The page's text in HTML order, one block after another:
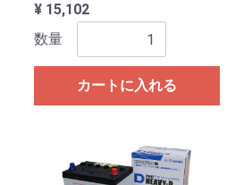
¥ 15,102
数量
カートに入れる